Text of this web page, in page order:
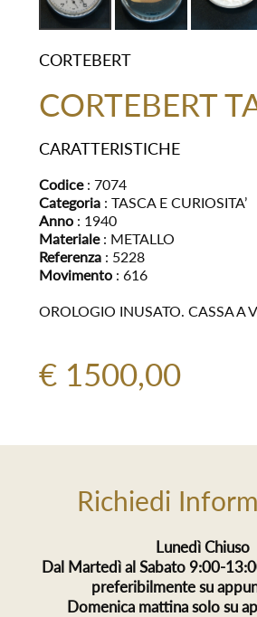
CORTEBERT
CORTEBERT
CARATTERISTICHE
Codice: 7074
Categoria: TASCA E CURIOSITA’
Anno: 1940
Materiale: METALLO
Referenza: 5228
Movimento: 616
OROLOGIO INUSATO. CASSA A
€ 1500,00
Richiedi
Lunedì Chiuso
Dal Martedì al Sabato 9:00-
preferibilmente su
Domenica mattina solo su